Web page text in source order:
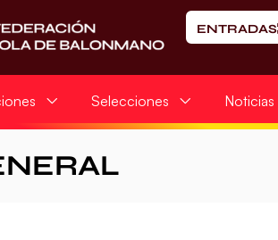
ENTRADAS
Selecciones Noticias